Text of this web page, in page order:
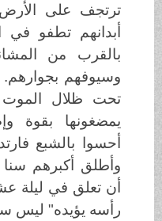
ترتجف على
أبدانهم تطفو في
بالقرب من
وسيوفهم بجوارهم.
تحت ظلال
يمضغونها بقوة
أحسوا بالشبع
وأطلق أكبرهم
أن تعلق في ليلة
رأسه يؤيده" ليس